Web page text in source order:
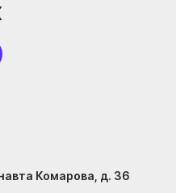
Комарова, д. 36